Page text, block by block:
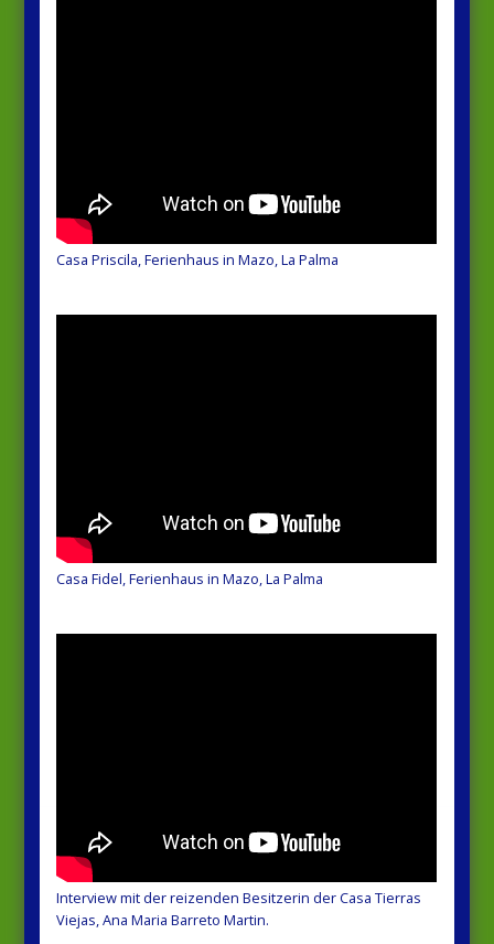
Casa Priscila, Ferienhaus in Mazo, La Palma
Casa Fidel, Ferienhaus in Mazo, La Palma
Interview mit der reizenden Besitzerin der Casa Tierras
Viejas, Ana Maria Barreto Martin.